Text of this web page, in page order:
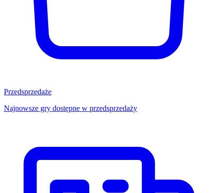
Przedsprzedaże
Najnowsze gry dostępne w przedsprzedaży